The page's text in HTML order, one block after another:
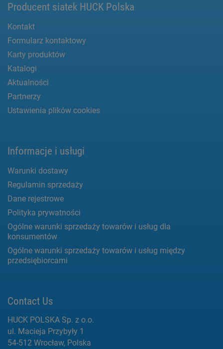
Producent siatek HUCK Polska
Kontakt
Formularz kontaktowy
Karty produktów
Katalogi
Aktualności
Partnerzy
Ustawienia plików cookies
Informacje i usługi
Warunki dostawy
Regulamin sprzedaży
Dane rejestrowe
Polityka prywatności
Ogólne warunki sprzedaży towarów i usług dla
konsumentów
Ogólne warunki sprzedaży towarów i usług między
przedsiębiorcami
Contact Us
HUCK POLSKA Sp. z o.o.
ul. Macieja Przybyły 1
54-512 Wrocław, Polska